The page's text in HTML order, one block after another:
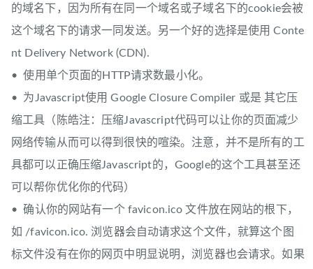
的域名下，因为所有在同一个域名或子域名下的cookie会被
这个域名下的请求一同发送。另一个好的选择是使用 Conte
nt Delivery Network (CDN).
• 使用单个页面的HTTP请求数最小化。
• 为Javascript使用 Google Closure Compiler 或是 其它压
缩工具（陈皓注：压缩Javascript代码可以让你的页面减少
网络传输从而可以得到很快的喧染。注意，并不是所有的工
具都可以正确压缩Javascript的，Google的这个工具甚至还
可以帮你优化你的代码）
• 确认你的网站有一个 favicon.ico 文件放在网站的根下，
如 /favicon.ico. 浏览器会自动请求这个文件，就算这个图
标文件没有在你的网页中明显说明，浏览器也会请求。如果